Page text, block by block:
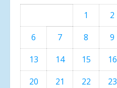
1 2
6
7 8 9
13
14 15 16
20
21 22 23